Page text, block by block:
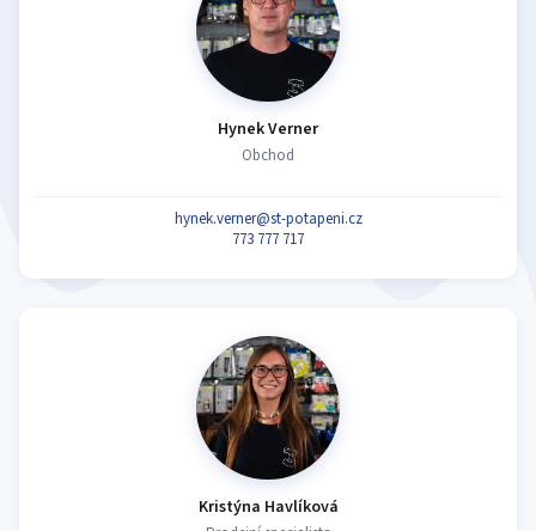
Hynek Verner
Obchod
hynek.verner@st-potapeni.cz
773 777 717
Kristýna Havlíková